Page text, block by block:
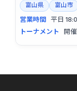
富山県 富山市
営業時間 平日
トーナメント 開